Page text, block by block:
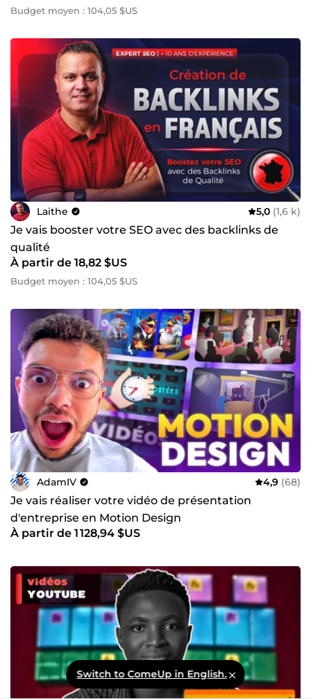
Budget moyen : 104,05 $US
Laithe 5,0 (1,6 k)
Je vais booster votre SEO avec des backlinks de
qualité
À partir de 18,82 $US
Budget moyen : 104,05 $US
AdamIV 4,9 (68)
Je vais réaliser votre vidéo de présentation
d'entreprise en Motion Design
À partir de 1 128,94 $US
Switch to ComeUp in English.